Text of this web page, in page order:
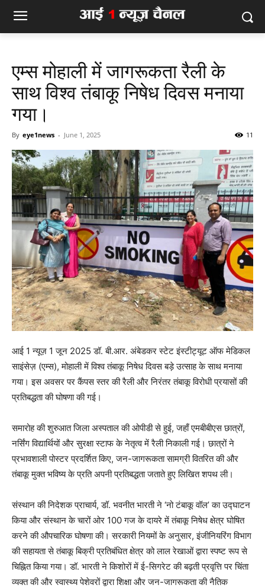
एम्स मोहाली में जागरूकता रैली के
साथ विश्व तंबाकू निषेध दिवस मनाया
गया।
By eye1news - June 1, 2025 11
आई 1 न्यूज़ 1 जून 2025 डॉ. बी.आर. अंबेडकर स्टेट इंस्टीट्यूट ऑफ मेडिकल
साइंसेज़ (एम्स), मोहाली में विश्व तंबाकू निषेध दिवस बड़े उत्साह के साथ मनाया
गया। इस अवसर पर कैंपस स्तर की रैली और निरंतर तंबाकू विरोधी प्रयासों की
प्रतिबद्धता की घोषणा की गई।
समारोह की शुरुआत जिला अस्पताल की ओपीडी से हुई, जहाँ एमबीबीएस छात्रों,
नर्सिंग विद्यार्थियों और सुरक्षा स्टाफ के नेतृत्व में रैली निकाली गई। छात्रों ने
प्रभावशाली पोस्टर प्रदर्शित किए, जन-जागरूकता सामग्री वितरित की और
तंबाकू मुक्त भविष्य के प्रति अपनी प्रतिबद्धता जताते हुए लिखित शपथ ली।
संस्थान की निदेशक प्राचार्य, डॉ. भवनीत भारती ने ‘नो टंबाकू वॉल’ का उद्घाटन
किया और संस्थान के चारों ओर 100 गज के दायरे में तंबाकू निषेध क्षेत्र घोषित
करने की औपचारिक घोषणा की। सरकारी नियमों के अनुसार, इंजीनियरिंग विभाग
की सहायता से तंबाकू बिक्री प्रतिबंधित क्षेत्र को लाल रेखाओं द्वारा स्पष्ट रूप से
चिह्नित किया गया। डॉ. भारती ने किशोरों में ई-सिगरेट की बढ़ती प्रवृत्ति पर चिंता
व्यक्त की और स्वास्थ्य पेशेवरों द्वारा शिक्षा और जन-जागरूकता की नैतिक